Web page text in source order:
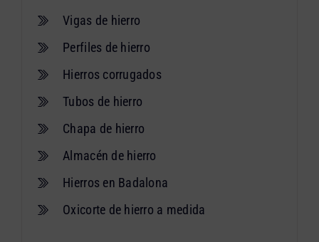
Vigas de hierro
Perfiles de hierro
Hierros corrugados
Tubos de hierro
Chapa de hierro
Almacén de hierro
Hierros en Badalona
Oxicorte de hierro a medida